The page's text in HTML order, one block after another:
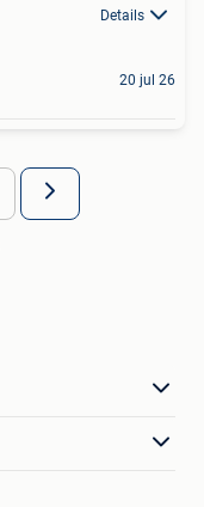
Details
20 jul 26